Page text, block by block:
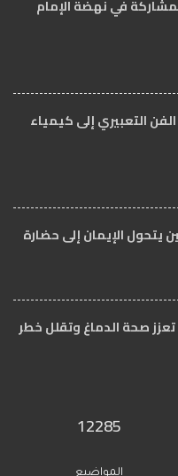
في نهضة الإمام
التعبيري إلى كيمياء
يتحول الإيمان إلى حضارة
صحة الدماغ وتقلل خطر
12285
المواضيع